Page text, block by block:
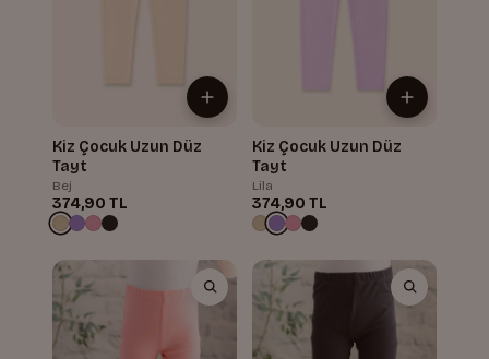
Kiz Çocuk Uzun Düz
Tayt
Bej
374,90 TL
Kiz Çocuk Uzun Düz
Tayt
Lila
374,90 TL